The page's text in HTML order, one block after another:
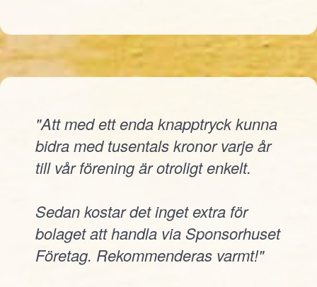
"Att med ett enda knapptryck kunna
bidra med tusentals kronor varje år
till vår förening är otroligt enkelt.
Sedan kostar det inget extra för
bolaget att handla via Sponsorhuset
Företag. Rekommenderas varmt!"